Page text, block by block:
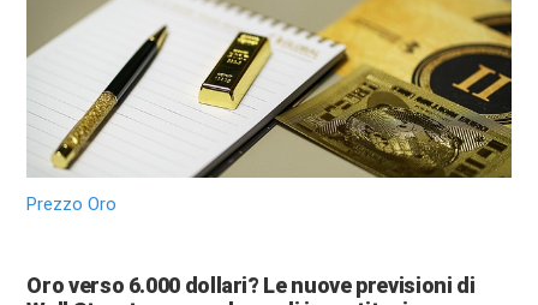
Prezzo Oro
Oro verso 6.000 dollari? Le nuove previsioni di